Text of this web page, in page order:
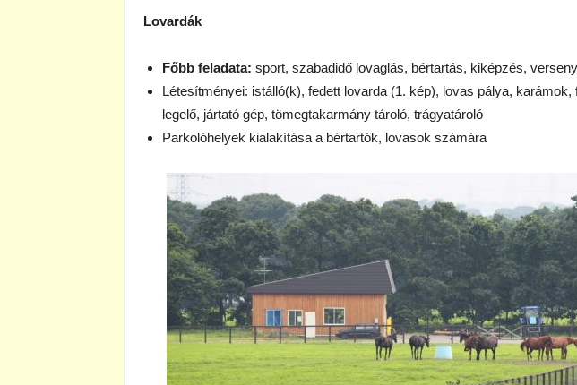
Lovardák
Főbb feladata: sport, szabadidő lovaglás, bértartás, kiképzés,
Létesítményei: istálló(k), fedett lovarda (1. kép), lovas pálya,
legelő, jártató gép, tömegtakarmány tároló, trágyatároló
Parkolóhelyek kialakítása a bértartók, lovasok számára